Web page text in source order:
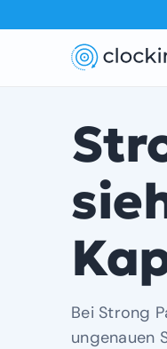
Bei Strong
ungenauen